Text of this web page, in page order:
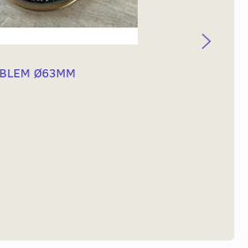
Ø63MM